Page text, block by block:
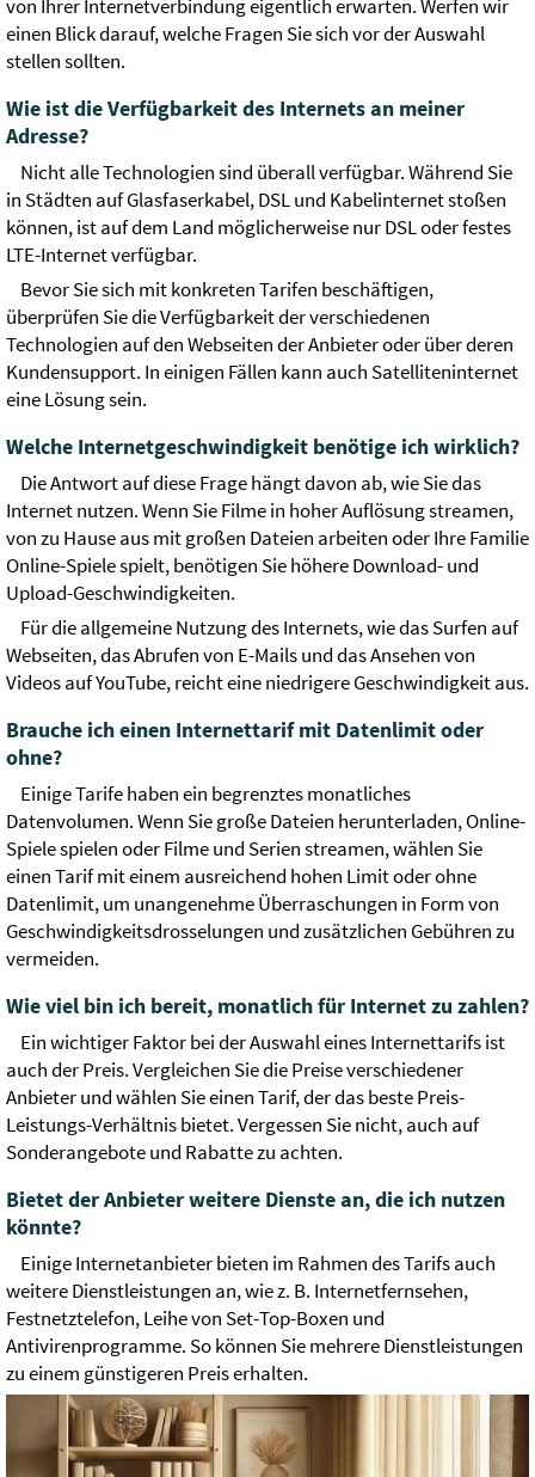
von Ihrer Internetverbindung eigentlich erwarten. Werfen wir
einen Blick darauf, welche Fragen Sie sich vor der Auswahl
stellen sollten.
Wie ist die Verfügbarkeit des Internets an meiner
Adresse?
Nicht alle Technologien sind überall verfügbar. Während Sie
in Städten auf Glasfaserkabel, DSL und Kabelinternet stoßen
können, ist auf dem Land möglicherweise nur DSL oder festes
LTE-Internet verfügbar.
Bevor Sie sich mit konkreten Tarifen beschäftigen,
überprüfen Sie die Verfügbarkeit der verschiedenen
Technologien auf den Webseiten der Anbieter oder über deren
Kundensupport. In einigen Fällen kann auch Satelliteninternet
eine Lösung sein.
Welche Internetgeschwindigkeit benötige ich wirklich?
Die Antwort auf diese Frage hängt davon ab, wie Sie das
Internet nutzen. Wenn Sie Filme in hoher Auflösung streamen,
von zu Hause aus mit großen Dateien arbeiten oder Ihre Familie
Online-Spiele spielt, benötigen Sie höhere Download- und
Upload-Geschwindigkeiten.
Für die allgemeine Nutzung des Internets, wie das Surfen auf
Webseiten, das Abrufen von E-Mails und das Ansehen von
Videos auf YouTube, reicht eine niedrigere Geschwindigkeit aus.
Brauche ich einen Internettarif mit Datenlimit oder
ohne?
Einige Tarife haben ein begrenztes monatliches
Datenvolumen. Wenn Sie große Dateien herunterladen, Online-
Spiele spielen oder Filme und Serien streamen, wählen Sie
einen Tarif mit einem ausreichend hohen Limit oder ohne
Datenlimit, um unangenehme Überraschungen in Form von
Geschwindigkeitsdrosselungen und zusätzlichen Gebühren zu
vermeiden.
Wie viel bin ich bereit, monatlich für Internet zu zahlen?
Ein wichtiger Faktor bei der Auswahl eines Internettarifs ist
auch der Preis. Vergleichen Sie die Preise verschiedener
Anbieter und wählen Sie einen Tarif, der das beste Preis-
Leistungs-Verhältnis bietet. Vergessen Sie nicht, auch auf
Sonderangebote und Rabatte zu achten.
Bietet der Anbieter weitere Dienste an, die ich nutzen
könnte?
Einige Internetanbieter bieten im Rahmen des Tarifs auch
weitere Dienstleistungen an, wie z. B. Internetfernsehen,
Festnetztelefon, Leihe von Set-Top-Boxen und
Antivirenprogramme. So können Sie mehrere Dienstleistungen
zu einem günstigeren Preis erhalten.